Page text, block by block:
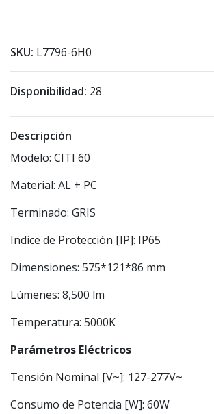
SKU: L7796-6H0
Disponibilidad: 28
Descripción
Modelo: CITI 60
Material: AL + PC
Terminado: GRIS
Indice de Protección [IP]: IP65
Dimensiones: 575*121*86 mm
Lúmenes: 8,500 lm
Temperatura: 5000K
Parámetros Eléctricos
Tensión Nominal [V~]: 127-277V~
Consumo de Potencia [W]: 60W